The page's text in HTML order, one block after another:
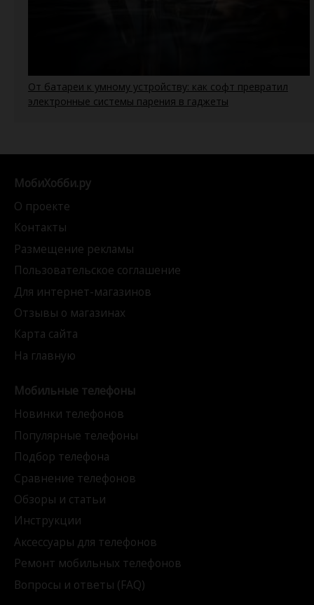
От батареи к умному устройству: как софт превратил
электронные системы парения в гаджеты
МобиХобби.ру
О проекте
Контакты
Размещение рекламы
Пользовательское соглашение
Для интернет-магазинов
Отзывы о магазинах
Карта сайта
На главную
Мобильные телефоны
Новинки телефонов
Популярные телефоны
Подбор телефона
Сравнение телефонов
Обзоры и статьи
Инструкции
Аксессуары для телефонов
Ремонт мобильных телефонов
Вопросы и ответы (FAQ)